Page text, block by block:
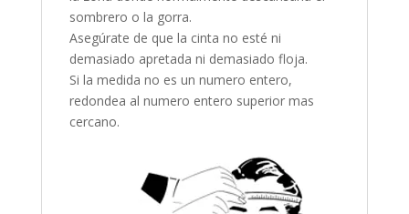
sombrero o la gorra.
Asegúrate de que la cinta no esté ni
demasiado apretada ni demasiado floja.
Si la medida no es un numero entero,
redondea al numero entero superior mas
cercano.